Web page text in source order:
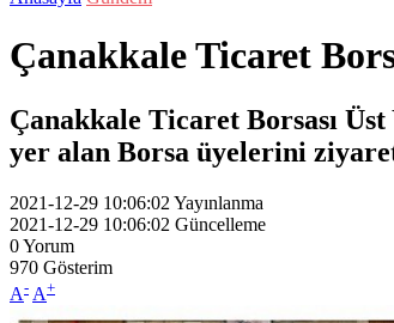
Çanakkale Ticaret
Çanakkale Ticaret Borsası Üst
yer alan Borsa üyelerini
2021-12-29 10:06:02 Yayınlanma
2021-12-29 10:06:02 Güncelleme
0Yorum
970 Gösterim
A- A+